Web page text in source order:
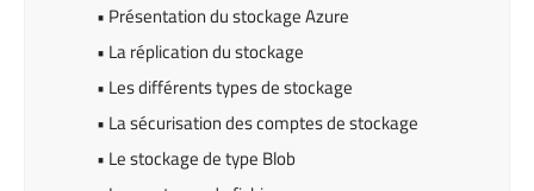
• Présentation du stockage Azure
• La réplication du stockage
• Les différents types de stockage
• La sécurisation des comptes de stockage
• Le stockage de type Blob